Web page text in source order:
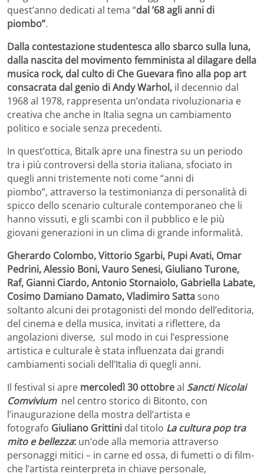
quest’anno dedicati al tema “dal ’68 agli anni di
piombo”.
Dalla contestazione studentesca allo sbarco sulla luna,
dalla nascita del movimento femminista al dilagare della
musica rock, dal culto di Che Guevara fino alla pop art
consacrata dal genio di Andy Warhol, il decennio dal
1968 al 1978, rappresenta un’ondata rivoluzionaria e
creativa che anche in Italia segna un cambiamento
politico e sociale senza precedenti.
In quest’ottica, Bitalk apre una finestra su un periodo
tra i più controversi della storia italiana, sfociato in
quegli anni tristemente noti come “anni di
piombo”, attraverso la testimonianza di personalità di
spicco dello scenario culturale contemporaneo che li
hanno vissuti, e gli scambi con il pubblico e le più
giovani generazioni in un clima di grande informalità.
Gherardo Colombo, Vittorio Sgarbi, Pupi Avati, Omar
Pedrini, Alessio Boni, Vauro Senesi, Giuliano Turone,
Raf, Gianni Ciardo, Antonio Stornaiolo, Gabriella Labate,
Cosimo Damiano Damato,Vladimiro Sattasono
soltanto alcuni dei protagonisti del mondo dell’editoria,
del cinema e della musica, invitati a riflettere, da
angolazioni diverse, sul modo in cui l’espressione
artistica e culturale è stata influenzata dai grandi
cambiamenti sociali dell’Italia di quegli anni.
Il festival si apre mercoledì 30 ottobreal Sancti Nicolai
Comvivium nel centro storico di Bitonto, con
l’inaugurazione della mostra dell’artista e
fotografo Giuliano Grittini dal titolo La cultura pop tra
mito e bellezza: un’ode alla memoria attraverso
personaggi mitici – in carne ed ossa, di fumetti o di film-
che l’artista reinterpreta in chiave personale,